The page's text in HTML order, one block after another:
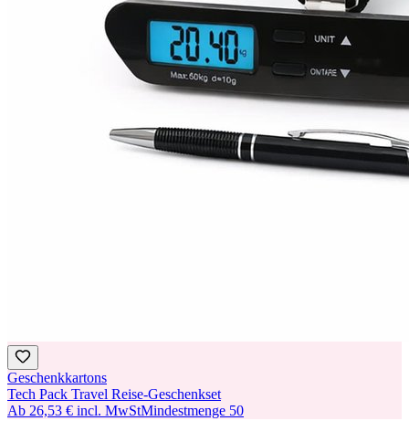
Geschenkkartons
Tech Pack Travel Reise-Geschenkset
Ab 26,53 € incl. MwStMindestmenge 50